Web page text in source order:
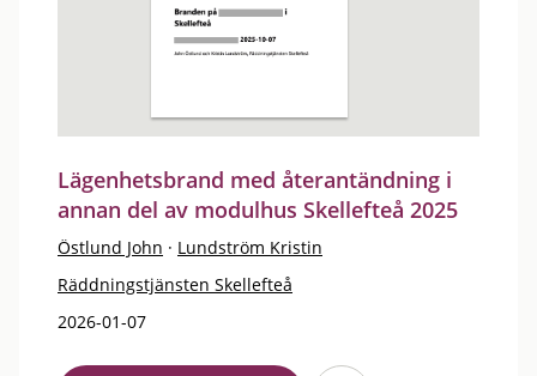
Lägenhetsbrand med återantändning i
annan del av modulhus Skellefteå 2025
Östlund John · Lundström Kristin
Räddningstjänsten Skellefteå
2026-01-07